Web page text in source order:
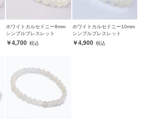
ホワイトカルセドニー8mm
シンプルブレスレット
4,700
ホワイトカルセドニー10mm
シンプルブレスレット
4,900